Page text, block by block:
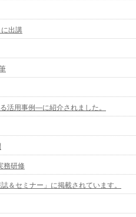
出講
活用事例―に紹介されました。
務研修
＆セミナー」に掲載されています。